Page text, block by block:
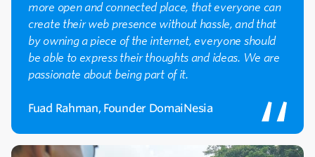
more open and connected place, that everyone can
create their web presence without hassle, and that
by owning a piece of the internet, everyone should
be able to express their thoughts and ideas. We are
passionate about being part of it.
Fuad Rahman, Founder DomaiNesia